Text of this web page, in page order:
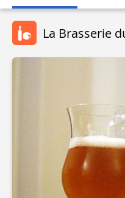
La Brasserie